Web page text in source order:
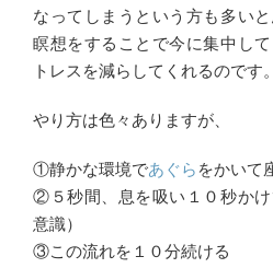
なってしまうという方も多い
瞑想をすることで今に集中し
トレスを減らしてくれるのです。
やり方は色々ありますが、
①静かな環境であぐら をかいて
②５秒間、息を吸い１０秒か
意識）
③この流れを１０分続ける